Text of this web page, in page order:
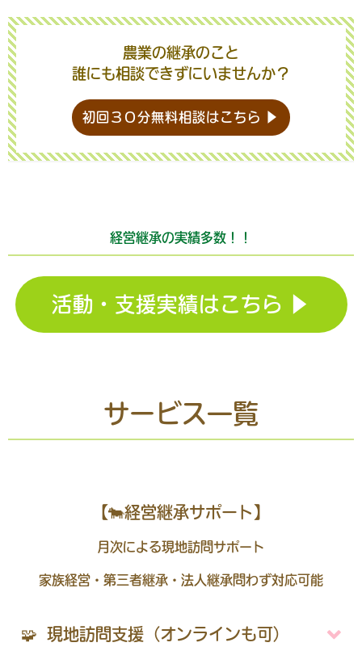
農業の継承のこと
誰にも相談できずにいませんか？
初回３０分無料相談はこちら ▶
経営継承の実績多数！！
活動・支援実績はこちら ▶
サービス一覧
【🐄経営継承サポート】
月次による現地訪問サポート
家族経営・第三者継承・法人継承問わず対応可能
🧩 現地訪問支援（オンラインも可）